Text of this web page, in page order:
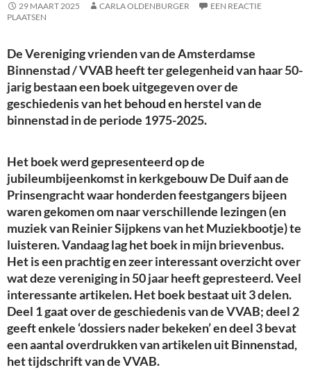
29 MAART 2025 CARLA OLDENBURGER
EEN REACTIE
PLAATSEN
De Vereniging vrienden van de Amsterdamse
Binnenstad / VVAB heeft ter gelegenheid van haar 50-
jarig bestaan een boek uitgegeven over de
geschiedenis van het behoud en herstel van de
binnenstad in de periode 1975-2025.
Het boek werd gepresenteerd op de
jubileumbijeenkomst in kerkgebouw De Duif aan de
Prinsengracht waar honderden feestgangers bijeen
waren gekomen om naar verschillende lezingen (en
muziek van Reinier Sijpkens van het Muziekbootje) te
luisteren. Vandaag lag het boek in mijn brievenbus.
Het is een prachtig en zeer interessant overzicht over
wat deze vereniging in 50 jaar heeft gepresteerd. Veel
interessante artikelen. Het boek bestaat uit 3 delen.
Deel 1 gaat over de geschiedenis van de VVAB; deel 2
geeft enkele ‘dossiers nader bekeken’ en deel 3 bevat
een aantal overdrukken van artikelen uit Binnenstad,
het tijdschrift van de VVAB.